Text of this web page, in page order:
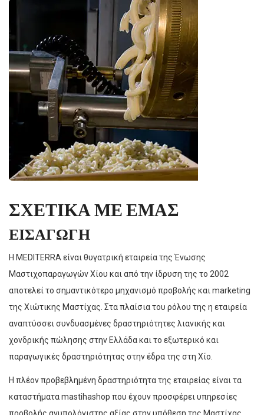
ΣΧΕΤΙΚΑ ΜΕ ΕΜΑΣ
ΕΙΣΑΓΩΓΗ
Η MEDITERRA είναι θυγατρική εταιρεία της Ένωσης
Μαστιχοπαραγωγών Χίου και από την ίδρυση της το 2002
αποτελεί το σημαντικότερο μηχανισμό προβολής και marketing
της Χιώτικης Μαστίχας. Στα πλαίσια του ρόλου της η εταιρεία
αναπτύσσει συνδυασμένες δραστηριότητες λιανικής και
χονδρικής πώλησης στην Ελλάδα και το εξωτερικό και
παραγωγικές δραστηριότητας στην έδρα της στη Χίο.
Η πλέον προβεβλημένη δραστηριότητα της εταιρείας είναι τα
καταστήματα mastihashop που έχουν προσφέρει υπηρεσίες